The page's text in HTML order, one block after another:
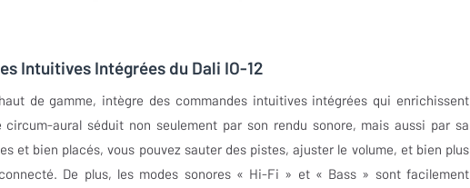
Intuitives Intégrées du Dali IO-12
de gamme, intègre des commandes intuitives intégrées qui enrichissent
aural séduit non seulement par son rendu sonore, mais aussi par sa
et bien placés, vous pouvez sauter des pistes, ajuster le volume, et bien plus
De plus, les modes sonores « Hi-Fi » et « Bass » sont facilement